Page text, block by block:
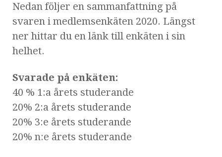
Nedan följer en sammanfattning på
svaren i medlemsenkäten 2020. Längst
ner hittar du en länk till enkäten i sin
helhet.
Svarade på enkäten:
40 % 1:a årets studerande
20% 2:a årets studerande
20% 3:e årets studerande
20% n:e årets studerande